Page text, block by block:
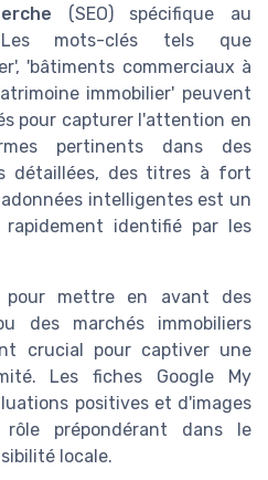
(SEO) spécifique au
Les mots-clés tels que
'bâtiments commerciaux à
immobilier' peuvent
pour capturer l'attention en
pertinents dans des
détaillées, des titres à fort
intelligentes est un
identifié par les
pour mettre en avant des
des marchés immobiliers
crucial pour captiver une
Les fiches Google My
positives et d'images
prépondérant dans le
locale.